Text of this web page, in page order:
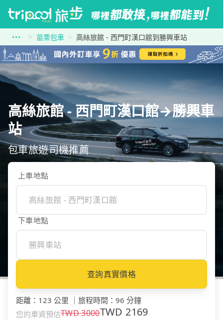
苗栗包車 高絲旅館 - 西門町漢口館到勝興車站
高絲旅館 - 西門町漢口館→勝興車
站
包車旅遊司機推薦
上車地點
下車地點
查詢真實價格
距離 ： 123 公里 旅程時間 ： 96 分鐘
您的車資預估TWD3000TWD 2169